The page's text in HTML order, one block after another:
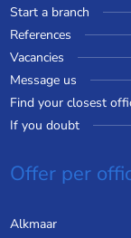
Start a branch
References
Vacancies
Message us
Find your closest
If you doubt
Offer per
Alkmaar